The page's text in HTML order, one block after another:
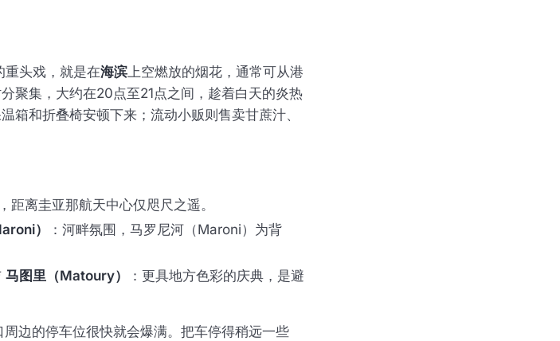
重头戏，就是在海滨上空燃放的烟花，通常可从港
聚集，大约在20点至21点之间，趁着白天的炎热
箱和折叠椅安顿下来；流动小贩则售卖甘蔗汁、
距离圭亚那航天中心仅咫尺之遥。
）
：河畔氛围，马罗尼河（Maroni）为背
马图里（Matoury）
：更具地方色彩的庆典，是避
边的停车位很快就会爆满。把车停得稍远一些